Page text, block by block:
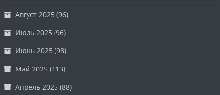
Август 2025 (96)
Июль 2025 (96)
Июнь 2025 (98)
Май 2025 (113)
Апрель 2025 (88)